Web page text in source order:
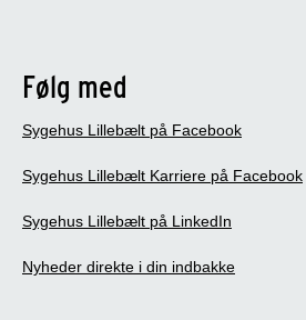
Følg med
Sygehus Lillebælt på Facebook
Sygehus Lillebælt Karriere på Facebook
Sygehus Lillebælt på LinkedIn
Nyheder direkte i din indbakke